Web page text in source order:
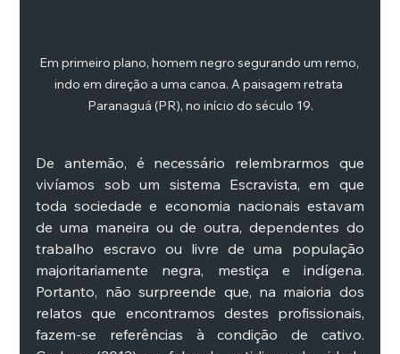
Em primeiro plano, homem negro segurando um remo,
indo em direção a uma canoa. A paisagem retrata
Paranaguá (PR), no início do século 19.
De antemão, é necessário relembrarmos que
vivíamos sob um sistema Escravista, em que
toda sociedade e economia nacionais estavam
de uma maneira ou de outra, dependentes do
trabalho escravo ou livre de uma população
majoritariamente negra, mestiça e indígena.
Portanto, não surpreende que, na maioria dos
relatos que encontramos destes profissionais,
fazem-se referências à condição de cativo.